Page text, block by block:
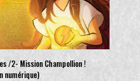
/2- Mission Champollion !
numérique)